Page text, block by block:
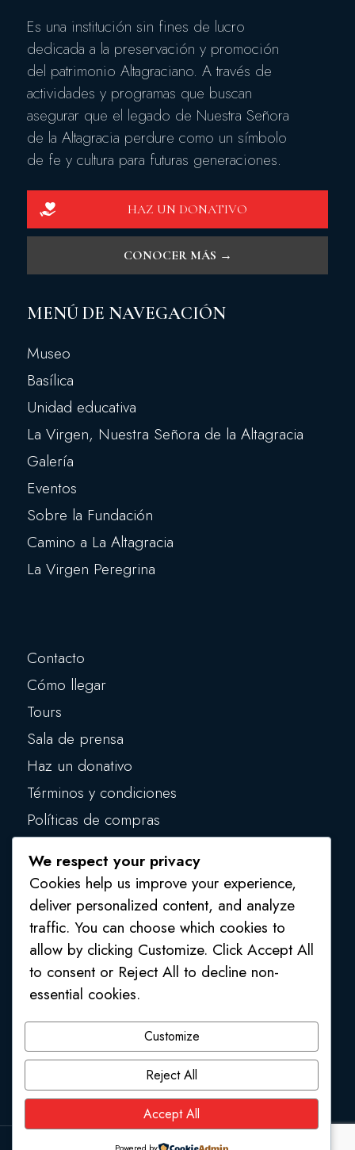
Es una institución sin fines de lucro
dedicada a la preservación y promoción
del patrimonio Altagraciano. A través de
actividades y programas que buscan
asegurar que el legado de Nuestra Señora
de la Altagracia perdure como un símbolo
de fe y cultura para futuras generaciones.
HAZ UN DONATIVO
CONOCER MÁS →
MENÚ DE NAVEGACIÓN
Museo
Basílica
Unidad educativa
La Virgen, Nuestra Señora de la Altagracia
Galería
Eventos
Sobre la Fundación
Camino a La Altagracia
La Virgen Peregrina
Contacto
Cómo llegar
Tours
Sala de prensa
Haz un donativo
Términos y condiciones
Políticas de compras
Políticas de seguridad
1 (809) 554 4541/1 (809) 554 2748
Av. Mons. Juan Félix Pepén, Higüey, La Altagracia,
República Dominicana, 23000
We respect your privacy
Cookies help us improve your experience,
deliver personalized content, and analyze
traffic. You can choose which cookies to
allow by clicking Customize. Click Accept All
to consent or Reject All to decline non-
essential cookies.
Customize
Reject All
Accept All